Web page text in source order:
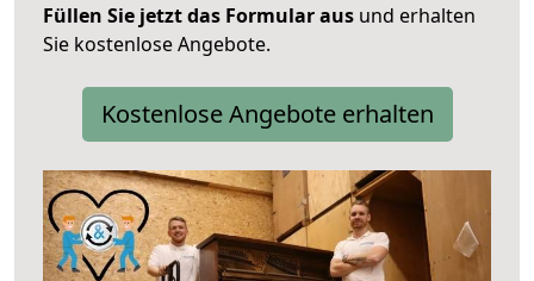
Füllen Sie jetzt das Formular aus und erhalten
Sie kostenlose Angebote.
Kostenlose Angebote erhalten